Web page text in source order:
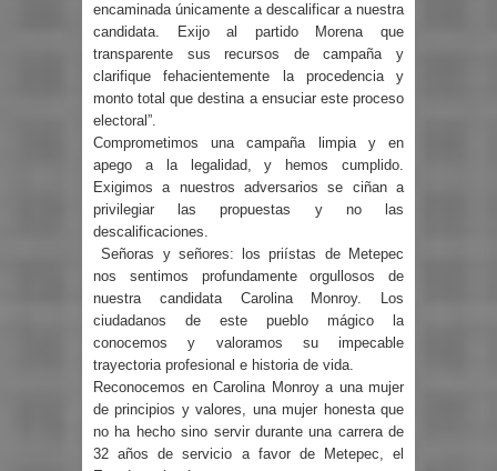
encaminada únicamente a descalificar a nuestra
candidata. Exijo al partido Morena que
transparente sus recursos de campaña y
clarifique fehacientemente la procedencia y
monto total que destina a ensuciar este proceso
electoral”.
Comprometimos una campaña limpia y en
apego a la legalidad, y hemos cumplido.
Exigimos a nuestros adversarios se ciñan a
privilegiar las propuestas y no las
descalificaciones.
Señoras y señores: los priístas de Metepec
nos sentimos profundamente orgullosos de
nuestra candidata Carolina Monroy. Los
ciudadanos de este pueblo mágico la
conocemos y valoramos su impecable
trayectoria profesional e historia de vida.
Reconocemos en Carolina Monroy a una mujer
de principios y valores, una mujer honesta que
no ha hecho sino servir durante una carrera de
32 años de servicio a favor de Metepec, el